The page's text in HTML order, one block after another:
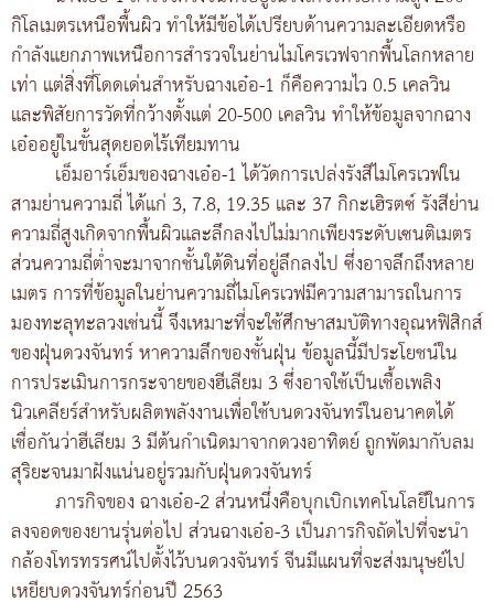
กิโลเมตรเหนือพื้นผิว ทำให้มีข้อได้เปรียบด้านความละเอียดหรือ
กำลังแยกภาพเหนือการสำรวจในย่านไมโครเวฟจากพื้นโลกหลาย
เท่า แต่สิ่งที่โดดเด่นสำหรับฉางเอ๋อ-1 ก็คือความไว 0.5 เคลวิน
และพิสัยการวัดที่กว้างตั้งแต่ 20-500 เคลวิน ทำให้ข้อมูลจากฉาง
เอ๋ออยู่ในขั้นสุดยอดไร้เทียมทาน
เอ็มอาร์เอ็มของฉางเอ๋อ-1 ได้วัดการเปล่งรังสีไมโครเวฟใน
สามย่านความถี่ ได้แก่ 3, 7.8, 19.35 และ 37 กิกะเฮิรตซ์ รังสีย่าน
ความถี่สูงเกิดจากพื้นผิวและลึกลงไปไม่มากเพียงระดับเซนติเมตร
ส่วนความถี่ต่ำจะมาจากชั้นใต้ดินที่อยู่ลึกลงไป ซึ่งอาจลึกถึงหลาย
เมตร การที่ข้อมูลในย่านความถี่ไมโครเวฟมีความสามารถในการ
มองทะลุทะลวงเช่นนี้ จึงเหมาะที่จะใช้ศึกษาสมบัติทางอุณหฟิสิกส์
ของฝุ่นดวงจันทร์ หาความลึกของชั้นฝุ่น ข้อมูลนี้มีประโยชน์ใน
การประเมินการกระจายของฮีเลียม 3 ซึ่งอาจใช้เป็นเชื้อเพลิง
นิวเคลียร์สำหรับผลิตพลังงานเพื่อใช้บนดวงจันทร์ในอนาคตได้
เชื่อกันว่าฮีเลียม 3 มีต้นกำเนิดมาจากดวงอาทิตย์ ถูกพัดมากับลม
สุริยะจนมาฝังแน่นอยู่รวมกับฝุ่นดวงจันทร์
ภารกิจของ ฉางเอ๋อ-2 ส่วนหนึ่งคือบุกเบิกเทคโนโลยีในการ
ลงจอดของยานรุ่นต่อไป ส่วนฉางเอ๋อ-3 เป็นภารกิจถัดไปที่จะนำ
กล้องโทรทรรศน์ไปตั้งไว้บนดวงจันทร์ จีนมีแผนที่จะส่งมนุษย์ไป
เหยียบดวงจันทร์ก่อนปี 2563